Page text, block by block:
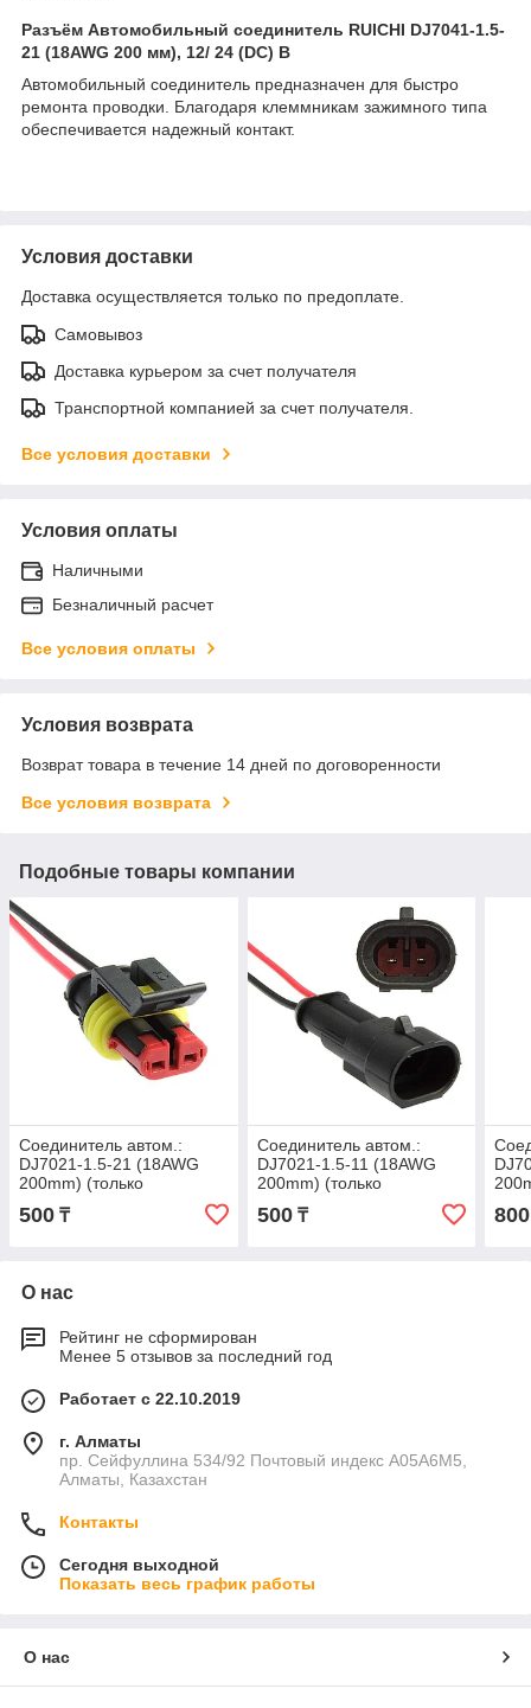
Разъём Автомобильный соединитель RUICHI DJ7041-1.5-
21 (18AWG 200 мм), 12/ 24 (DC) В
Автомобильный соединитель предназначен для быстро
ремонта проводки. Благодаря клеммникам зажимного типа
обеспечивается надежный контакт.
Условия доставки
Доставка осуществляется только по предоплате.
Самовывоз
Доставка курьером за счет получателя
Транспортной компанией за счет получателя.
Все условия доставки
Условия оплаты
Наличными
Безналичный расчет
Все условия оплаты
Условия возврата
Возврат товара в течение 14 дней по договоренности
Все условия возврата
Подобные товары компании
Соединитель автом.:
DJ7021-1.5-21 (18AWG
200mm) (только
комплектом)
500 ₸
Соединитель автом.:
DJ7021-1.5-11 (18AWG
200mm) (только
комплектом)
500₸ 800
О нас
Рейтинг не сформирован
Менее 5 отзывов за последний год
Работает с 22.10.2019
г. Алматы
пр. Сейфуллина 534/92 Почтовый индекс A05A6M5,
Алматы, Казахстан
Контакты
Сегодня выходной
Показать весь график работы
О нас